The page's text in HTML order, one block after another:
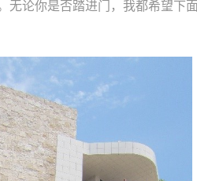
无论你是否踏进门，我都希望下